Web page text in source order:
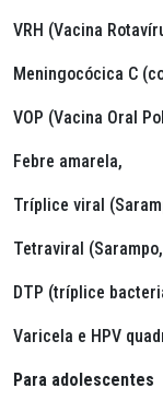
VRH (Vacina
Meningocócica C
VOP (Vacina Oral
Febre amarela,
Tríplice viral
Tetraviral
DTP (tríplice
Varicela e HPV
Para adolescentes